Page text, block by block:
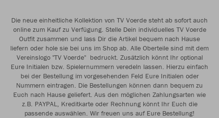
Die neue einheitliche Kollektion von TV Voerde steht ab sofort auch
online zum Kauf zu Verfügung. Stelle Dein individuelles TV Voerde
Outfit zusammen und lass Dir die Artikel bequem nach Hause
liefern oder hole sie bei uns im Shop ab. Alle Oberteile sind mit dem
Vereinslogo "TV Voerde" bedruckt. Zusätzlich könnt Ihr optional
Eure Initialen bzw. Spielernummern veredeln lassen. Hierzu einfach
bei der Bestellung im vorgesehenden Feld Eure Initialen oder
Nummern eintragen. Die Bestellungen können dann bequem zu
Euch nach Hause geliefert. Aus den möglichen Zahlungsarten wie
z.B. PAYPAL, Kreditkarte oder Rechnung könnt Ihr Euch die
passende auswählen. Wir freuen uns auf Eure Bestellung!